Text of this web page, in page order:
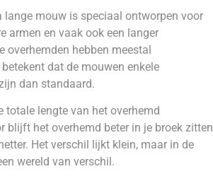
lange mouw is speciaal ontworpen voor
armen en vaak ook een langer
overhemden hebben meestal
betekent dat de mouwen enkele
dan standaard.
totale lengte van het overhemd
blijft het overhemd beter in je broek zitten
Het verschil lijkt klein, maar in de
wereld van verschil.